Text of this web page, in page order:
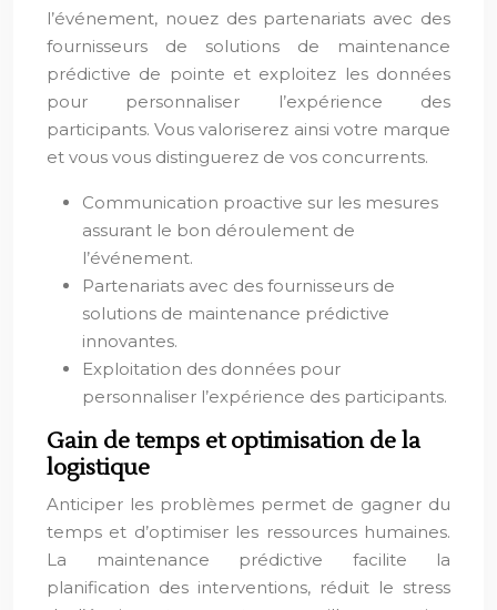
l’événement, nouez des partenariats avec des
fournisseurs de solutions de maintenance
prédictive de pointe et exploitez les données
pour personnaliser l’expérience des
participants. Vous valoriserez ainsi votre marque
et vous vous distinguerez de vos concurrents.
Communication proactive sur les mesures
assurant le bon déroulement de
l’événement.
Partenariats avec des fournisseurs de
solutions de maintenance prédictive
innovantes.
Exploitation des données pour
personnaliser l’expérience des participants.
Gain de temps et optimisation de la
logistique
Anticiper les problèmes permet de gagner du
temps et d’optimiser les ressources humaines.
La maintenance prédictive facilite la
planification des interventions, réduit le stress